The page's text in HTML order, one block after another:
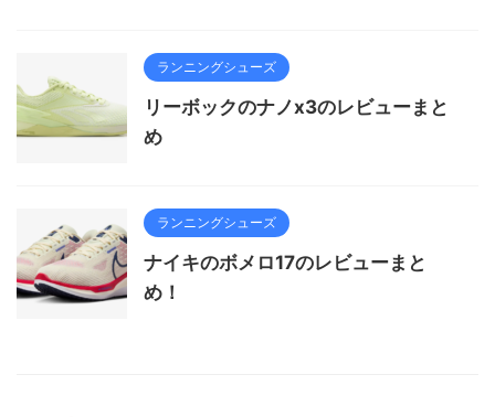
ランニングシューズ
リーボックのナノx3のレビューまと
め
ランニングシューズ
ナイキのボメロ17のレビューまと
め！